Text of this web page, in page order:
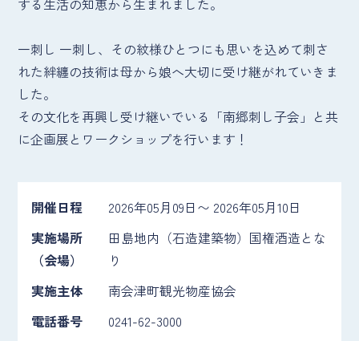
する生活の知恵から生まれました。
一刺し 一刺し、その紋様ひとつにも思いを込めて刺さ
れた絆纏の技術は母から娘へ大切に受け継がれていきま
した。
その文化を再興し受け継いでいる「南郷刺し子会」と共
に企画展とワークショップを行います！
開催日程
2026年05月09日〜 2026年05月10日
実施場所
（会場）
田島地内（石造建築物）国権酒造とな
り
実施主体
南会津町観光物産協会
電話番号
0241-62-3000